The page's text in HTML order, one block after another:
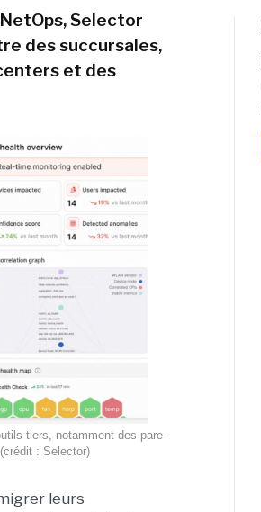
Selector
des succursales,
et des
tiers, notamment des pare-
: Selector)
leurs